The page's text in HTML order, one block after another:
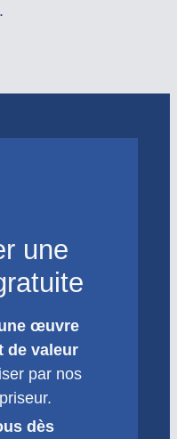
une
œuvre
de valeur
par nos
dès